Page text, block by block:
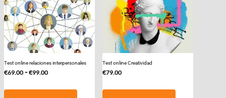
Test online relaciones interpersonales
€69.00 - €99.00Rango
Test online Creatividad
€79.00